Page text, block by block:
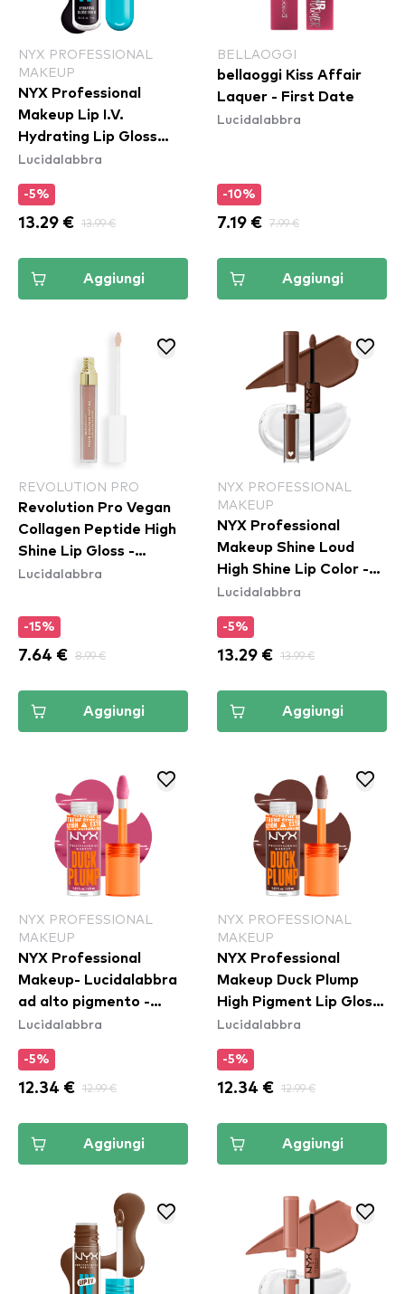
NYX PROFESSIONAL
MAKEUP
NYX Professional
Makeup Lip I.V.
Hydrating Lip Gloss
Stain - 16 Grape Gushin
Lucidalabbra
-5%
13.29 € 13.99 €
Aggiungi
BELLAOGGI
bellaoggi Kiss Affair
Laquer - First Date
Lucidalabbra
-10%
7.19 € 7.99 €
Aggiungi
REVOLUTION PRO
Revolution Pro Vegan
Collagen Peptide High
Shine Lip Gloss -
Cashmere
Lucidalabbra
-15%
7.64 € 8.99 €
Aggiungi
NYX PROFESSIONAL
MAKEUP
NYX Professional
Makeup Shine Loud
High Shine Lip Color -
Total Baller (SLHP30)
Lucidalabbra
-5%
13.29 € 13.99 €
Aggiungi
NYX PROFESSIONAL
MAKEUP
NYX Professional
Makeup- Lucidalabbra
ad alto pigmento -
Duck Plump High
Pick Me Pink (DPLL11)
Lucidalabbra
-5%
12.34 € 12.99 €
Aggiungi
NYX PROFESSIONAL
MAKEUP
NYX Professional
Makeup Duck Plump
High Pigment Lip Gloss
- Twice The Spice
Lucidalabbra
-5%
12.34 € 12.99 €
Aggiungi